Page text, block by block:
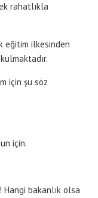
rahatlıkla
eğitim ilkesinden
için şu söz
için.
Hangi bakanlık olsa